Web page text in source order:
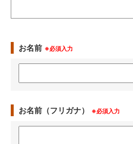
お名前 ※必須入力
お名前（フリガナ） ※必須入力